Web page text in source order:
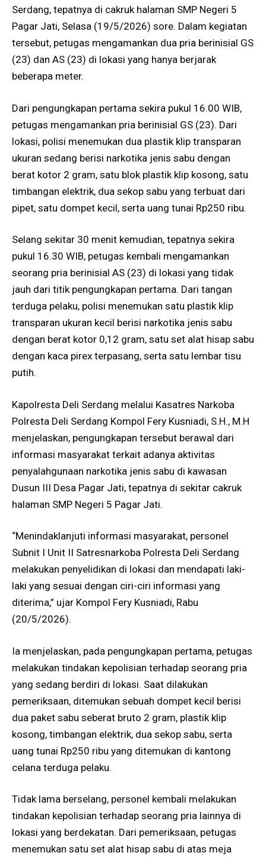
Serdang, tepatnya di cakruk halaman SMP Negeri 5
Pagar Jati, Selasa (19/5/2026) sore. Dalam kegiatan
tersebut, petugas mengamankan dua pria berinisial GS
(23) dan AS (23) di lokasi yang hanya berjarak
beberapa meter.
Dari pengungkapan pertama sekira pukul 16.00 WIB,
petugas mengamankan pria berinisial GS (23). Dari
lokasi, polisi menemukan dua plastik klip transparan
ukuran sedang berisi narkotika jenis sabu dengan
berat kotor 2 gram, satu blok plastik klip kosong, satu
timbangan elektrik, dua sekop sabu yang terbuat dari
pipet, satu dompet kecil, serta uang tunai Rp250 ribu.
Selang sekitar 30 menit kemudian, tepatnya sekira
pukul 16.30 WIB, petugas kembali mengamankan
seorang pria berinisial AS (23) di lokasi yang tidak
jauh dari titik pengungkapan pertama. Dari tangan
terduga pelaku, polisi menemukan satu plastik klip
transparan ukuran kecil berisi narkotika jenis sabu
dengan berat kotor 0,12 gram, satu set alat hisap sabu
dengan kaca pirex terpasang, serta satu lembar tisu
putih.
Kapolresta Deli Serdang melalui Kasatres Narkoba
Polresta Deli Serdang Kompol Fery Kusniadi, S.H., M.H
menjelaskan, pengungkapan tersebut berawal dari
informasi masyarakat terkait adanya aktivitas
penyalahgunaan narkotika jenis sabu di kawasan
Dusun III Desa Pagar Jati, tepatnya di sekitar cakruk
halaman SMP Negeri 5 Pagar Jati.
“Menindaklanjuti informasi masyarakat, personel
Subnit I Unit II Satresnarkoba Polresta Deli Serdang
melakukan penyelidikan di lokasi dan mendapati laki-
laki yang sesuai dengan ciri-ciri informasi yang
diterima,” ujar Kompol Fery Kusniadi, Rabu
(20/5/2026).
Ia menjelaskan, pada pengungkapan pertama, petugas
melakukan tindakan kepolisian terhadap seorang pria
yang sedang berdiri di lokasi. Saat dilakukan
pemeriksaan, ditemukan sebuah dompet kecil berisi
dua paket sabu seberat bruto 2 gram, plastik klip
kosong, timbangan elektrik, dua sekop sabu, serta
uang tunai Rp250 ribu yang ditemukan di kantong
celana terduga pelaku.
Tidak lama berselang, personel kembali melakukan
tindakan kepolisian terhadap seorang pria lainnya di
lokasi yang berdekatan. Dari pemeriksaan, petugas
menemukan satu set alat hisap sabu di atas meja